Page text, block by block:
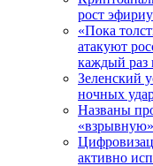
рост
«Пока
атакуют
каждый раз
Зеленский
ночных
Названы
активно